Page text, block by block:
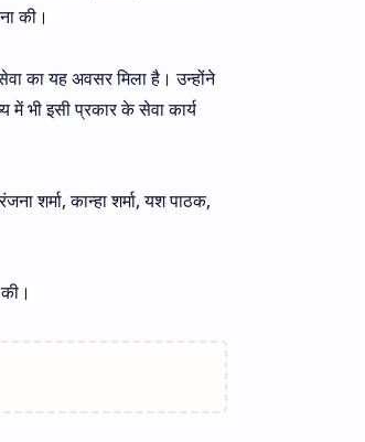
की।
का यह अवसर मिला है। उन्होंने
में भी इसी प्रकार के सेवा कार्य
शर्मा, कान्हा शर्मा, यश पाठक,